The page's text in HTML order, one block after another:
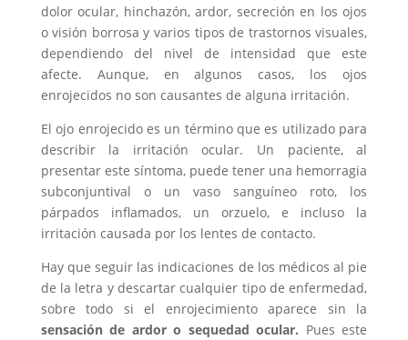
dolor ocular, hinchazón, ardor, secreción en los ojos
o visión borrosa y varios tipos de trastornos visuales,
dependiendo del nivel de intensidad que este
afecte. Aunque, en algunos casos, los ojos
enrojecidos no son causantes de alguna irritación.
El ojo enrojecido es un término que es utilizado para
describir la irritación ocular. Un paciente, al
presentar este síntoma, puede tener una hemorragia
subconjuntival o un vaso sanguíneo roto, los
párpados inflamados, un orzuelo, e incluso la
irritación causada por los lentes de contacto.
Hay que seguir las indicaciones de los médicos al pie
de la letra y descartar cualquier tipo de enfermedad,
sobre todo si el enrojecimiento aparece sin la
sensación de ardor o sequedad ocular. Pues este